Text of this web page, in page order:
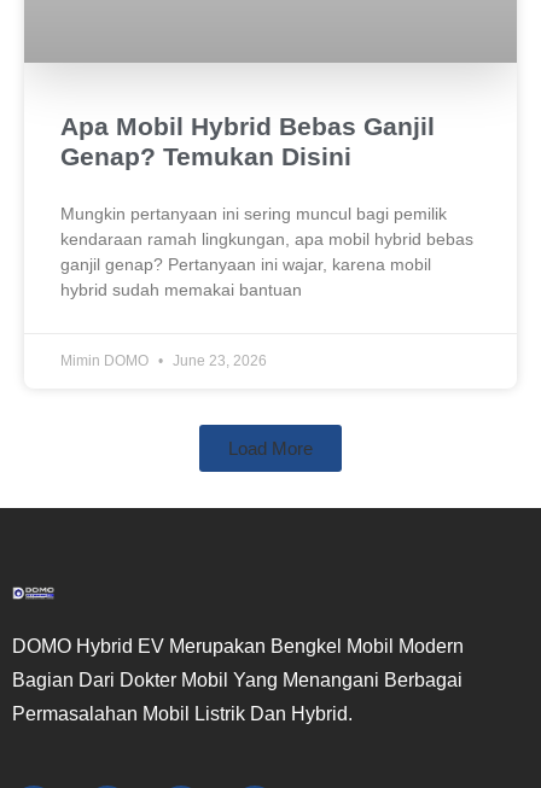
Apa Mobil Hybrid Bebas Ganjil
Genap? Temukan Disini
Mungkin pertanyaan ini sering muncul bagi pemilik
kendaraan ramah lingkungan, apa mobil hybrid bebas
ganjil genap? Pertanyaan ini wajar, karena mobil
hybrid sudah memakai bantuan
Mimin DOMO June 23, 2026
Load More
DOMO Hybrid EV Merupakan Bengkel Mobil Modern
Bagian Dari Dokter Mobil Yang Menangani Berbagai
Permasalahan Mobil Listrik Dan Hybrid.